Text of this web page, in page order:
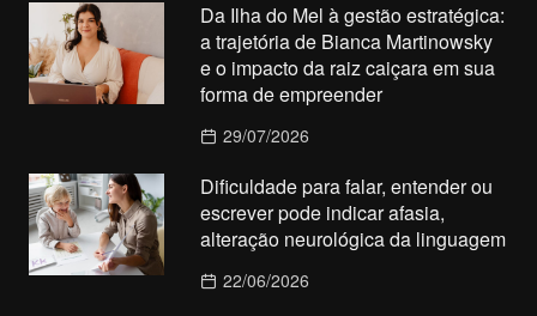
Da Ilha do Mel à gestão estratégica:
a trajetória de Bianca Martinowsky
e o impacto da raiz caiçara em sua
forma de empreender
29/07/2026
Dificuldade para falar, entender ou
escrever pode indicar afasia,
alteração neurológica da linguagem
22/06/2026